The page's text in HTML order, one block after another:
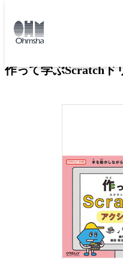
トップ
作って学ぶScratchド